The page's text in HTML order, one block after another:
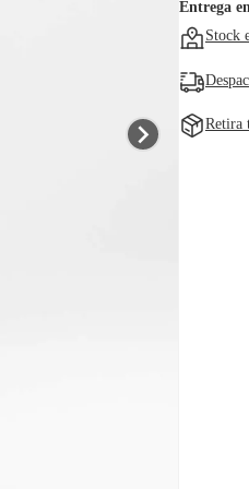
Entrega en
Stock
Retira